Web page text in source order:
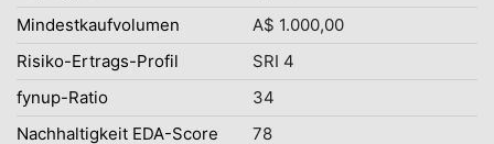
Mindestkaufvolumen
A$ 1.000,00
Risiko-Ertrags-Profil
SRI 4
fynup-Ratio
34
Nachhaltigkeit EDA-Score
78